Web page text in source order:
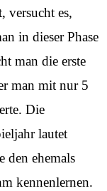
versucht es,
in dieser Phase
man die erste
man mit nur 5
Die
lautet
den ehemals
kennenlernen.